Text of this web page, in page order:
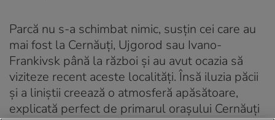
Parcă nu s-a schimbat nimic, susțin cei care au
mai fost la Cernăuți, Ujgorod sau Ivano-
Frankivsk până la război și au avut ocazia să
viziteze recent aceste localități. Însă iluzia păcii
și a liniștii creează o atmosferă apăsătoare,
explicată perfect de primarul orașului Cernăuți